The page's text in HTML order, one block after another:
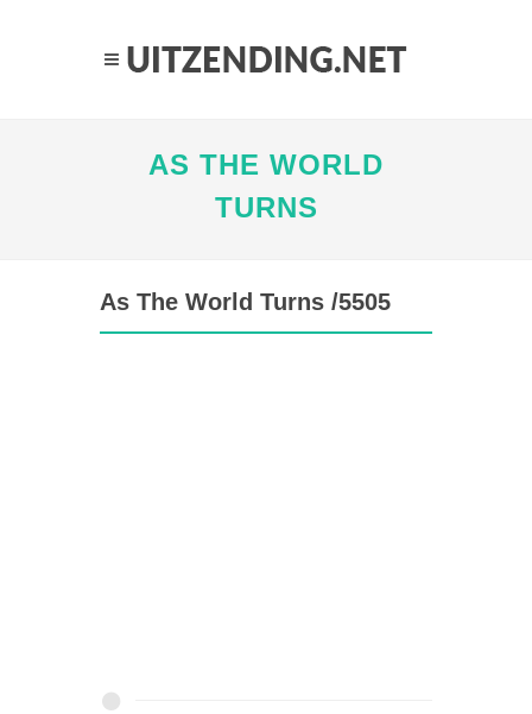
AS THE WORLD
TURNS
As The World Turns /5505